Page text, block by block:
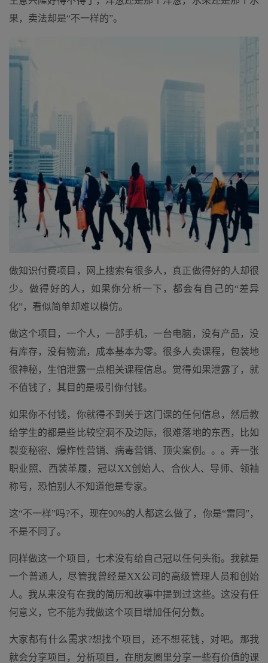
果，卖法却是“不一样的”。
做知识付费项目，网上搜索有很多人，真正做得好的人却很
少。做得好的人，如果你分析一下，都会有自己的“差异
化”，看似简单却难以模仿。
做这个项目，一个人，一部手机，一台电脑，没有产品，没
有库存，没有物流，成本基本为零。很多人卖课程，包装地
很神秘，生怕泄露一点相关课程信息。觉得如果泄露了，就
不值钱了，其目的是吸引你付钱。
如果你不付钱，你就得不到关于这门课的任何信息，然后教
给学生的都是些比较空洞不及边际，很难落地的东西，比如
裂变秘密、爆炸性营销、病毒营销、顶尖案例。。。弄一张
职业照、西装革履，冠以XX创始人、合伙人、导师、领袖
称号，恐怕别人不知道他是专家。
这“不一样”吗?不，现在90%的人都这么做了，你是“雷同”，
不是不同了。
同样做这一个项目，七术没有给自己冠以任何头衔。我就是
一个普通人，尽管我曾经是XX公司的高级管理人员和创始
人。我从来没有在我的简历和故事中提到过这些。这没有任
何意义，它不能为我做这个项目增加任何分数。
大家都有什么需求?想找个项目，还不想花钱，对吧。那我
就会分享项目，分析项目，在朋友圈里分享一些有价值的课